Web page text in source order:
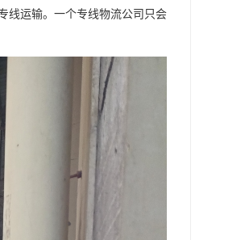
线运输。一个专线物流公司只会